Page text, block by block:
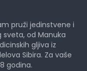
pruži jedinstvene i
od Manuka
gljiva iz
Sibira. Za vaše
godina.